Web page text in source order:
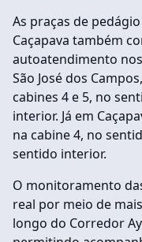
As praças de
Caçapava também
autoatendimento
São José dos
cabines 4 e 5, no
interior. Já em
na cabine 4, no
sentido interior.
O monitoramento
real por meio de
longo do Corredor